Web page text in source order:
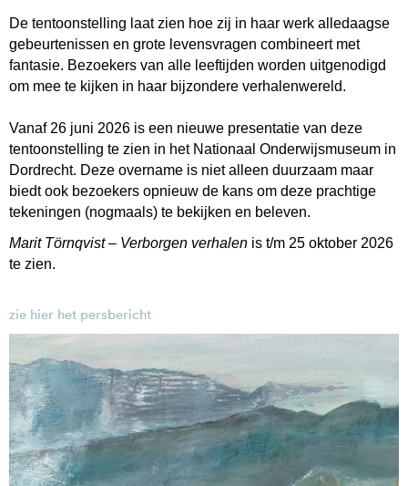
De tentoonstelling laat zien hoe zij in haar werk alledaagse
gebeurtenissen en grote levensvragen combineert met
fantasie. Bezoekers van alle leeftijden worden uitgenodigd
om mee te kijken in haar bijzondere verhalenwereld.
Vanaf 26 juni 2026 is een nieuwe presentatie van deze
tentoonstelling te zien in het Nationaal Onderwijsmuseum in
Dordrecht. Deze overname is niet alleen duurzaam maar
biedt ook bezoekers opnieuw de kans om deze prachtige
tekeningen (nogmaals) te bekijken en beleven.
Marit Törnqvist – Verborgen verhalen is t/m 25 oktober 2026
te zien.
zie hier het persbericht